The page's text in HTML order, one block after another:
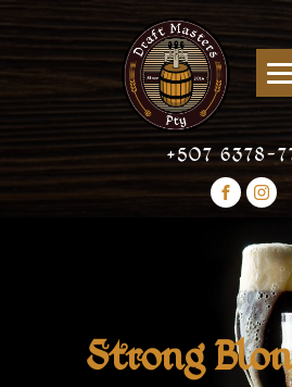
+507 6378-
Strong